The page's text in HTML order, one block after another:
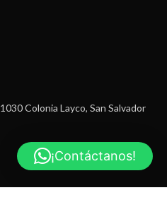
Colonia Layco, San Salvador
¡Contáctanos!